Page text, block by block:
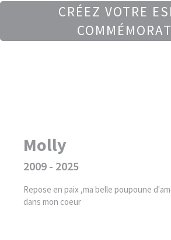
CRÉEZ VOTRE
Molly
2009 - 2025
Repose en paix ,ma belle poupoune
dans mon coeur